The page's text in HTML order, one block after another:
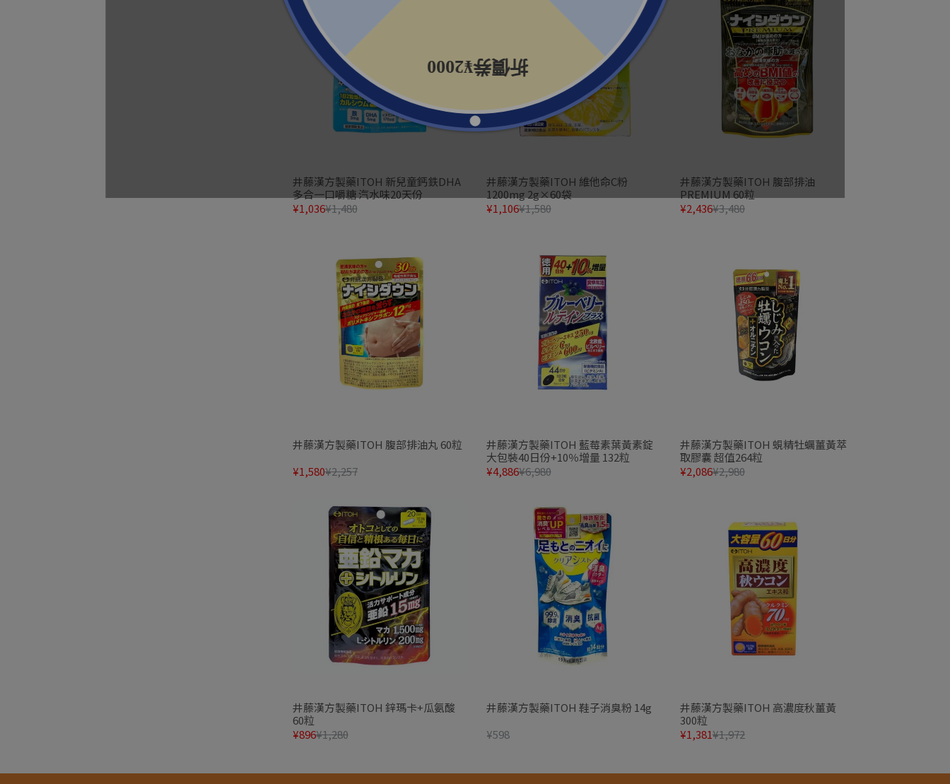
井藤漢方製藥ITOH 新兒童鈣鉄DHA
多合一口嚼糖 汽水味20天份
¥1,036¥1,480
井藤漢方製藥ITOH 維他命C粉
1200mg 2g×60袋
¥1,106¥1,580
井藤漢方製藥ITOH 腹部排油
PREMIUM 60粒
¥2,436¥3,480
井藤漢方製藥ITOH 腹部排油丸 60粒
¥1,580¥2,257
井藤漢方製藥ITOH 藍莓素葉黃素錠
大包裝40日份+10％増量 132粒
¥4,886¥6,980
井藤漢方製藥ITOH 蜆精牡蠣薑黃萃
取膠囊 超值264粒
¥2,086¥2,980
井藤漢方製藥ITOH 鋅瑪卡+瓜氨酸
60粒
¥896¥1,280
井藤漢方製藥ITOH 鞋子消臭粉 14g
¥598
井藤漢方製藥ITOH 高濃度秋薑黃
300粒
¥1,381¥1,972